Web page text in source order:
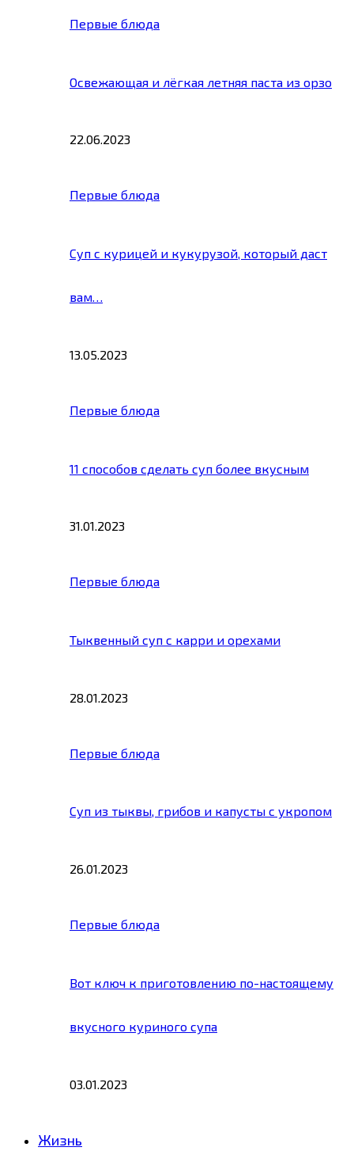
Первые блюда
Освежающая и лёгкая летняя паста из орзо
22.06.2023
Первые блюда
Суп с курицей и кукурузой, который даст
вам…
13.05.2023
Первые блюда
11 способов сделать суп более вкусным
31.01.2023
Первые блюда
Тыквенный суп с карри и орехами
28.01.2023
Первые блюда
Суп из тыквы, грибов и капусты с укропом
26.01.2023
Первые блюда
Вот ключ к приготовлению по-настоящему
вкусного куриного супа
03.01.2023
Жизнь